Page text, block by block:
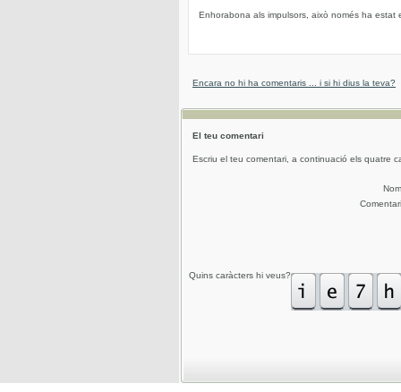
Enhorabona als impulsors, això només ha estat
Encara no hi ha comentaris ... i si hi dius la teva?
El teu comentari
Escriu el teu comentari, a continuació els quatre
Nom
Comentari
Quins caràcters hi veus?